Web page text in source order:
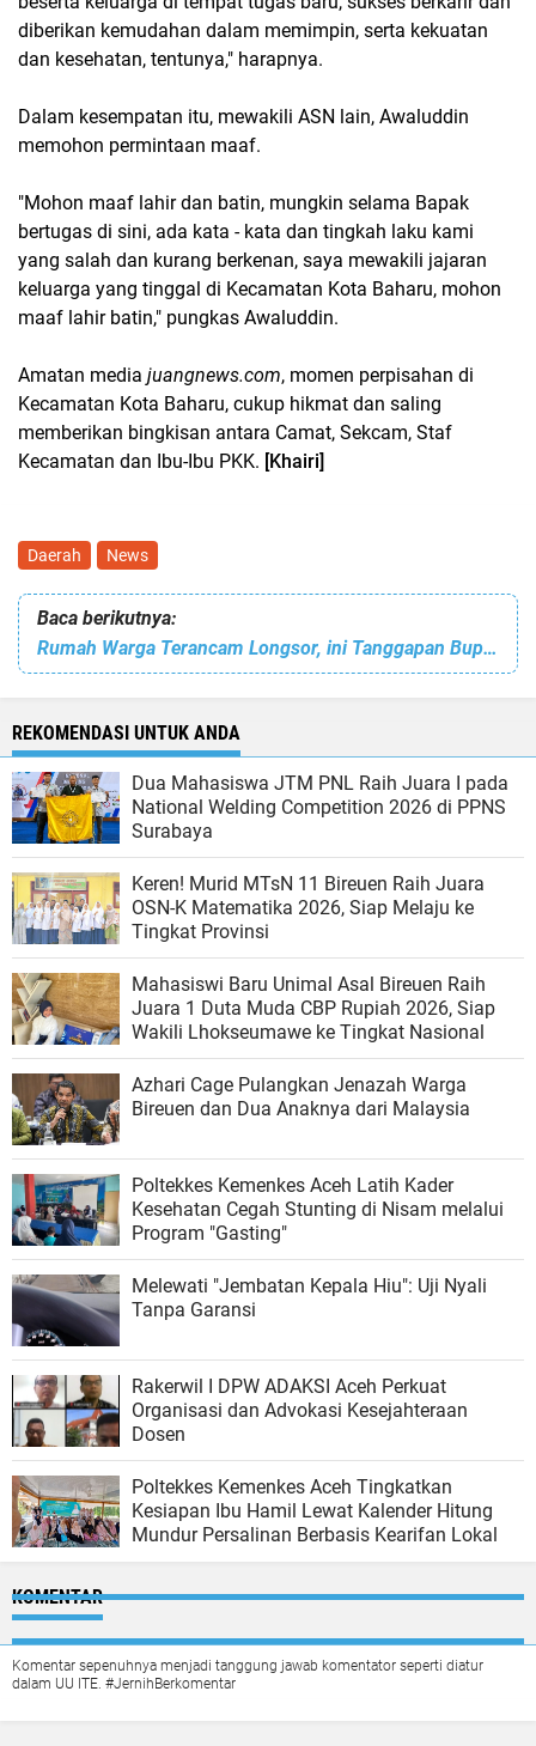
diberikan kemudahan dalam memimpin, serta kekuatan
dan kesehatan, tentunya," harapnya.
Dalam kesempatan itu, mewakili ASN lain, Awaluddin
memohon permintaan maaf.
"Mohon maaf lahir dan batin, mungkin selama Bapak
bertugas di sini, ada kata - kata dan tingkah laku kami
yang salah dan kurang berkenan, saya mewakili jajaran
keluarga yang tinggal di Kecamatan Kota Baharu, mohon
maaf lahir batin," pungkas Awaluddin.
Amatan media juangnews.com, momen perpisahan di
Kecamatan Kota Baharu, cukup hikmat dan saling
memberikan bingkisan antara Camat, Sekcam, Staf
Kecamatan dan Ibu-Ibu PKK. [Khairi]
Daerah News
Baca berikutnya:
Rumah Warga Terancam Longsor, ini Tanggapan Bupati Aceh Singkil
REKOMENDASI UNTUK ANDA
Dua Mahasiswa JTM PNL Raih Juara I pada
National Welding Competition 2026 di PPNS
Surabaya
Keren! Murid MTsN 11 Bireuen Raih Juara
OSN-K Matematika 2026, Siap Melaju ke
Tingkat Provinsi
Mahasiswi Baru Unimal Asal Bireuen Raih
Juara 1 Duta Muda CBP Rupiah 2026, Siap
Wakili Lhokseumawe ke Tingkat Nasional
Azhari Cage Pulangkan Jenazah Warga
Bireuen dan Dua Anaknya dari Malaysia
Poltekkes Kemenkes Aceh Latih Kader
Kesehatan Cegah Stunting di Nisam melalui
Program "Gasting"
Melewati "Jembatan Kepala Hiu": Uji Nyali
Tanpa Garansi
Rakerwil I DPW ADAKSI Aceh Perkuat
Organisasi dan Advokasi Kesejahteraan
Dosen
Poltekkes Kemenkes Aceh Tingkatkan
Kesiapan Ibu Hamil Lewat Kalender Hitung
Mundur Persalinan Berbasis Kearifan Lokal
KOMENTAR
Komentar sepenuhnya menjadi tanggung jawab komentator seperti diatur
dalam UU ITE. #JernihBerkomentar